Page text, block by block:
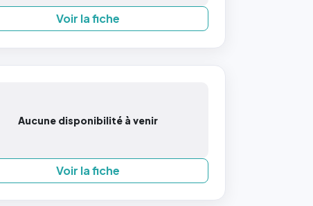
Voir la fiche
Aucune disponibilité à venir
Voir la fiche